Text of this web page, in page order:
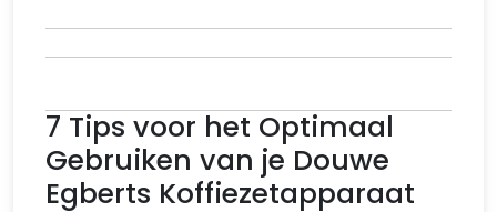
7 Tips voor het Optimaal
Gebruiken van je Douwe
Egberts Koffiezetapparaat